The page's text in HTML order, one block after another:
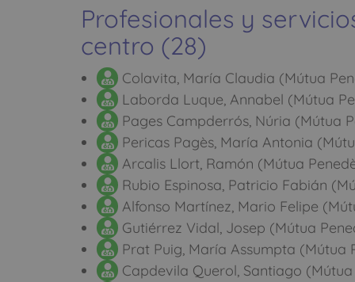
Profesionales y
centro (28)
Colavita, María Claudia (Mútua
Laborda Luque, Annabel (Mútua
Pages Campderrós, Núria (Mútua
Pericas Pagès, María Antonia
Arcalis Llort, Ramón (Mútua
Rubio Espinosa, Patricio Fabián
Alfonso Martínez, Mario Felipe
Gutiérrez Vidal, Josep (Mútua
Prat Puig, María Assumpta (Mútua
Capdevila Querol, Santiago (Mútua